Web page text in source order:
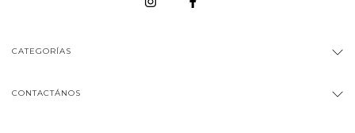
CATEGORÍAS
CONTACTÁNOS